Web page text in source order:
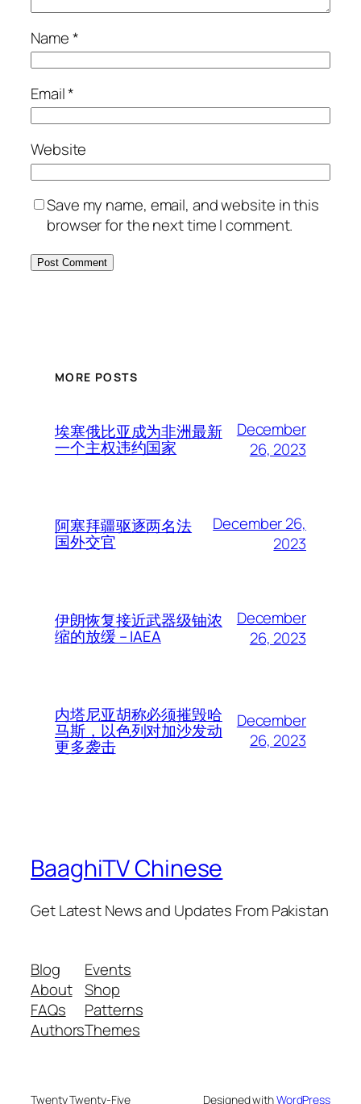
Name*
Email*
Website
Save my name, email, and website in this
browser for the next time I comment.
MORE POSTS
埃塞俄比亚成为非洲最新
一个主权违约国家
December
26, 2023
阿塞拜疆驱逐两名法
国外交官
December 26,
2023
伊朗恢复接近武器级铀浓
缩的放缓 – IAEA
December
26, 2023
内塔尼亚胡称必须摧毁哈
马斯，以色列对加沙发动
更多袭击
December
26, 2023
BaaghiTV Chinese
Get Latest News and Updates From Pakistan
Blog
About
FAQs
Authors
Events
Shop
Patterns
Themes
Twenty Twenty-Five Designed withWordPress